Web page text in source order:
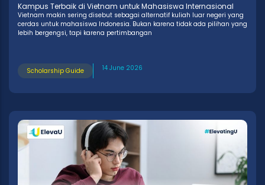
Kampus Terbaik di Vietnam untuk Mahasiswa Internasional
Vietnam makin sering disebut sebagai alternatif kuliah luar negeri yang
cerdas untuk mahasiswa Indonesia. Bukan karena tidak ada pilihan yang
lebih bergengsi, tapi karena pertimbangan
Scholarship Guide 14 June 2026